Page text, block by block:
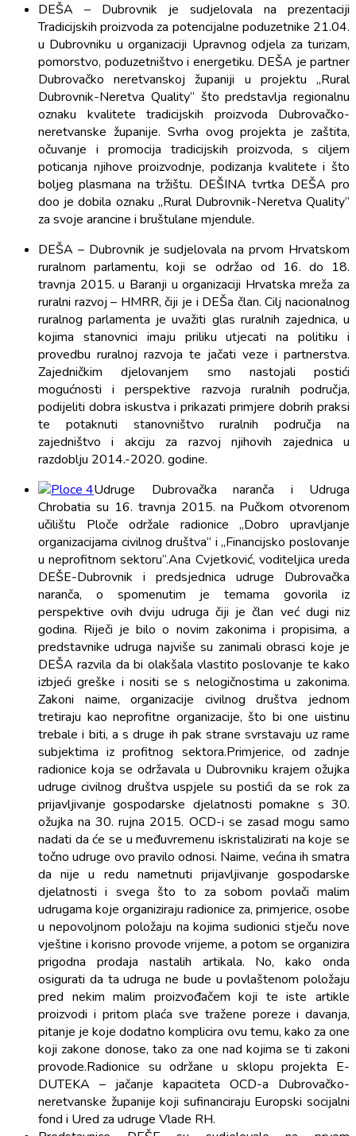
DEŠA – Dubrovnik je sudjelovala na prezentaciji
Tradicijskih proizvoda za potencijalne poduzetnike 21.04.
u Dubrovniku u organizaciji Upravnog odjela za turizam,
pomorstvo, poduzetništvo i energetiku. DEŠA je partner
Dubrovačko neretvanskoj županiji u projektu „Rural
Dubrovnik-Neretva Quality“ što predstavlja regionalnu
oznaku kvalitete tradicijskih proizvoda Dubrovačko-
neretvanske županije. Svrha ovog projekta je zaštita,
očuvanje i promocija tradicijskih proizvoda, s ciljem
poticanja njihove proizvodnje, podizanja kvalitete i što
boljeg plasmana na tržištu. DEŠINA tvrtka DEŠA pro
doo je dobila oznaku „Rural Dubrovnik-Neretva Quality“
za svoje arancine i bruštulane mjendule.
DEŠA – Dubrovnik je sudjelovala na prvom Hrvatskom
ruralnom parlamentu, koji se održao od 16. do 18.
travnja 2015. u Baranji u organizaciji Hrvatska mreža za
ruralni razvoj – HMRR, čiji je i DEŠa član. Cilj nacionalnog
ruralnog parlamenta je uvažiti glas ruralnih zajednica, u
kojima stanovnici imaju priliku utjecati na politiku i
provedbu ruralnoj razvoja te jačati veze i partnerstva.
Zajedničkim djelovanjem smo nastojali postići
mogućnosti i perspektive razvoja ruralnih područja,
podijeliti dobra iskustva i prikazati primjere dobrih praksi
te potaknuti stanovništvo ruralnih područja na
zajedništvo i akciju za razvoj njihovih zajednica u
razdoblju 2014.-2020. godine.
Udruge Dubrovačka naranča i Udruga
Chrobatia su 16. travnja 2015. na Pučkom otvorenom
učilištu Ploče održale radionice „Dobro upravljanje
organizacijama civilnog društva“ i „Financijsko poslovanje
u neprofitnom sektoru“.Ana Cvjetković, voditeljica ureda
DEŠE-Dubrovnik i predsjednica udruge Dubrovačka
naranča, o spomenutim je temama govorila iz
perspektive ovih dviju udruga čiji je član već dugi niz
godina. Riječi je bilo o novim zakonima i propisima, a
predstavnike udruga najviše su zanimali obrasci koje je
DEŠA razvila da bi olakšala vlastito poslovanje te kako
izbjeći greške i nositi se s nelogičnostima u zakonima.
Zakoni naime, organizacije civilnog društva jednom
tretiraju kao neprofitne organizacije, što bi one uistinu
trebale i biti, a s druge ih pak strane svrstavaju uz rame
subjektima iz profitnog sektora.Primjerice, od zadnje
radionice koja se održavala u Dubrovniku krajem ožujka
udruge civilnog društva uspjele su postići da se rok za
prijavljivanje gospodarske djelatnosti pomakne s 30.
ožujka na 30. rujna 2015. OCD-i se zasad mogu samo
nadati da će se u međuvremenu iskristalizirati na koje se
točno udruge ovo pravilo odnosi. Naime, većina ih smatra
da nije u redu nametnuti prijavljivanje gospodarske
djelatnosti i svega što to za sobom povlači malim
udrugama koje organiziraju radionice za, primjerice, osobe
u nepovoljnom položaju na kojima sudionici stječu nove
vještine i korisno provode vrijeme, a potom se organizira
prigodna prodaja nastalih artikala. No, kako onda
osigurati da ta udruga ne bude u povlaštenom položaju
pred nekim malim proizvođačem koji te iste artikle
proizvodi i pritom plaća sve tražene poreze i davanja,
pitanje je koje dodatno komplicira ovu temu, kako za one
koji zakone donose, tako za one nad kojima se ti zakoni
provode.Radionice su održane u sklopu projekta E-
DUTEKA – jačanje kapaciteta OCD-a Dubrovačko-
neretvanske županije koji sufinanciraju Europski socijalni
fond i Ured za udruge Vlade RH.